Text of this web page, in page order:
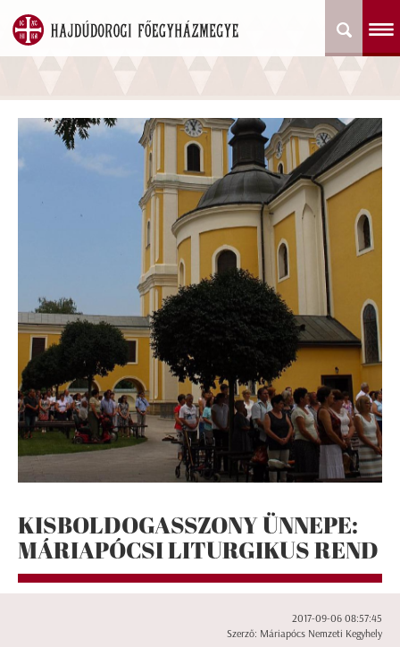
KISBOLDOGASSZONY ÜNNEPE:
MÁRIAPÓCSI LITURGIKUS REND
2017-09-06 08:57:45
Szerző: Máriapócs Nemzeti Kegyhely